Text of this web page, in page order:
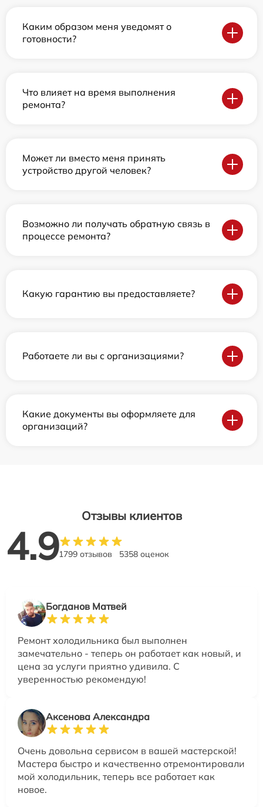
Каким образом меня уведомят о
готовности?
Что влияет на время выполнения
ремонта?
Может ли вместо меня принять
устройство другой человек?
Возможно ли получать обратную связь в
процессе ремонта?
Какую гарантию вы предоставляете?
Работаете ли вы с организациями?
Какие документы вы оформляете для
организаций?
Отзывы клиентов
4.91799 отзывов 5358 оценок
Богданов Матвей
Ремонт холодильника был выполнен
замечательно - теперь он работает как новый, и
цена за услуги приятно удивила. С
уверенностью рекомендую!
Аксенова Александра
Очень довольна сервисом в вашей мастерской!
Мастера быстро и качественно отремонтировали
мой холодильник, теперь все работает как
новое.